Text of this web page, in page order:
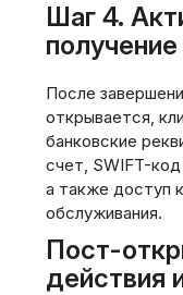
Шаг 4.
После
открывается,
банковские
счет, SWIFT-
а также доступ
обслуживания.
Пост-
действия